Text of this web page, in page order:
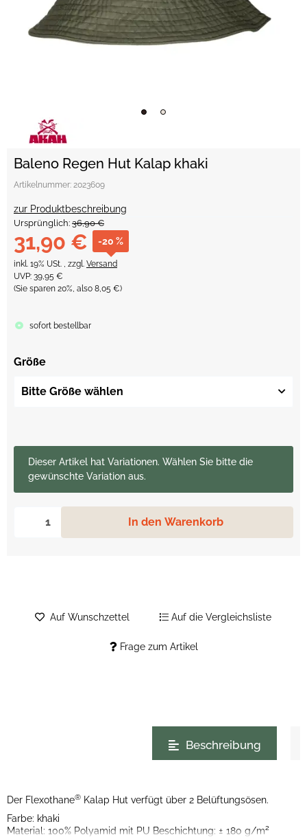
Baleno Regen Hut Kalap khaki
Artikelnummer: 2023609
zur Produktbeschreibung
Ursprünglich: 36,90 €
31,90 € -20 %
inkl. 19% USt. , zzgl. Versand
UVP: 39,95 €
(Sie sparen 20%, also 8,05 €)
sofort bestellbar
Größe
Bitte Größe wählen
In den Warenkorb
xDieser Artikel hat Variationen. Wählen Sie bitte die
gewünschte Variation aus.
Frage zum Artikel
Auf Wunschzettel Auf die Vergleichsliste
Beschreibung
Der Flexothane® Kalap Hut verfügt über 2 Belüftungsösen.
Farbe: khaki
Material: 100% Polyamid mit PU Beschichtung: ± 180 g/m2